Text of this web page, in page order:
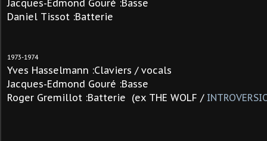
Jacques-Edmond Gouré :Basse
Daniel Tissot :Batterie
1973-1974
Yves Hasselmann :Claviers / vocals
Jacques-Edmond Gouré :Basse
Roger Gremillot :Batterie (ex THE WOLF /